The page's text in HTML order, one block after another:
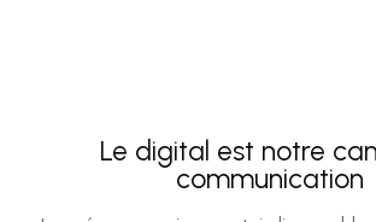
Le digital est notre
communication